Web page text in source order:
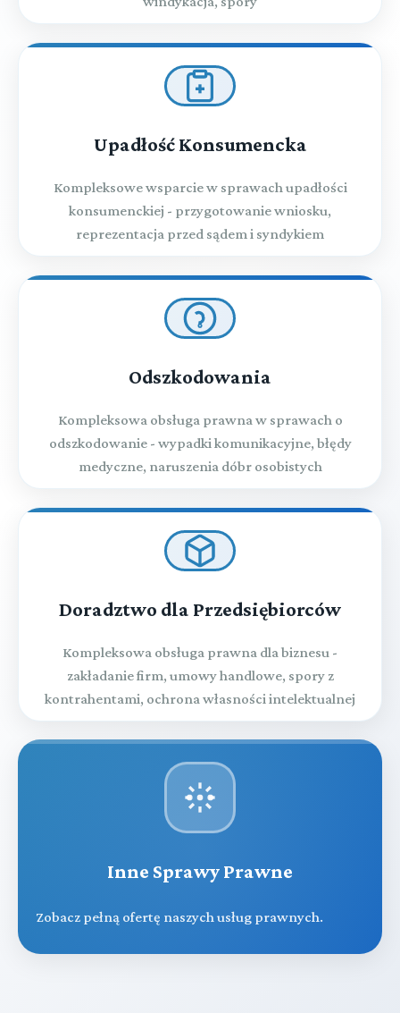
Upadłość Konsumencka
Kompleksowe wsparcie w sprawach upadłości
konsumenckiej - przygotowanie wniosku,
reprezentacja przed sądem i syndykiem
Odszkodowania
Kompleksowa obsługa prawna w sprawach o
odszkodowanie - wypadki komunikacyjne, błędy
medyczne, naruszenia dóbr osobistych
Doradztwo dla Przedsiębiorców
Kompleksowa obsługa prawna dla biznesu -
zakładanie firm, umowy handlowe, spory z
kontrahentami, ochrona własności intelektualnej
Inne Sprawy Prawne
Zobacz pełną ofertę naszych usług prawnych.